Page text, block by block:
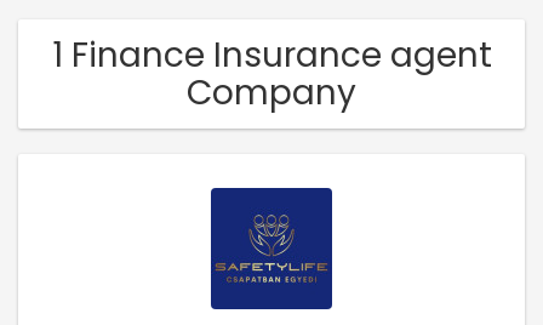
1 Finance Insurance agent
Company